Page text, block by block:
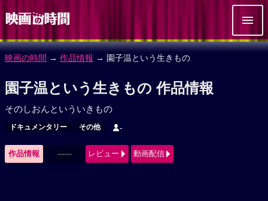
映画の時間 → 作品情報 → 園子温という生きもの
園子温という生きもの 作品情報
そのしおんといういきもの
ドキュメンタリー その他 -
作品情報 ------ レビュー 動画配信